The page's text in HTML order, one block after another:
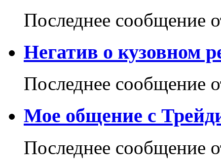
Последнее сообщение
Негатив о кузовном
Последнее сообщение
Мое общение с
Последнее сообщение